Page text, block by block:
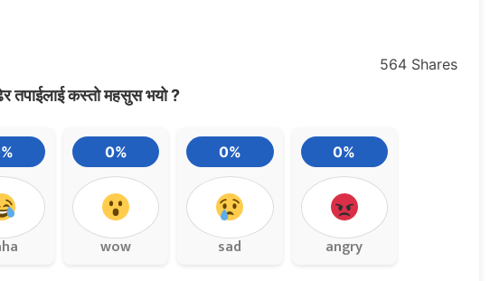
564 Shares
तपाईलाई कस्तो महसुस भयो ?
0%
wow
0%
sad
0%
angry